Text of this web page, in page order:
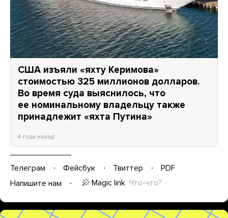
США изъяли «яхту Керимова»
стоимостью 325 миллионов долларов.
Во время суда выяснилось, что
ее номинальному владельцу также
принадлежит «яхта Путина»
4 года назад
Телеграм Фейсбук Твиттер
PDF
Напишите нам
Magic link Что-что?